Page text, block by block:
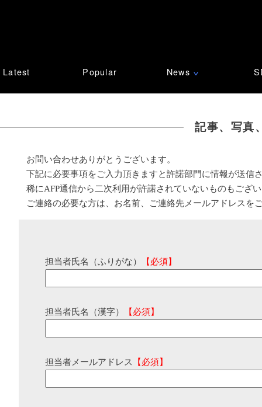
Latest Popular News ∨
記事、写真
お問い合わせありがとうございます。
下記に必要事項をご入力頂きますと許諾部門に情報が送信
稀にAFP通信から二次利用が許諾されていないものもござ
ご連絡の必要な方は、お名前、ご連絡先メールアドレスを
担当者氏名（ふりがな） 【必須】
担当者氏名（漢字） 【必須】
担当者メールアドレス 【必須】